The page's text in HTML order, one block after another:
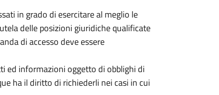
in grado di esercitare al meglio le
delle posizioni giuridiche qualificate
di accesso deve essere
ed informazioni oggetto di obblighi di
ha il diritto di richiederli nei casi in cui